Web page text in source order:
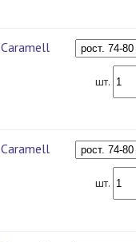
шт.
шт.